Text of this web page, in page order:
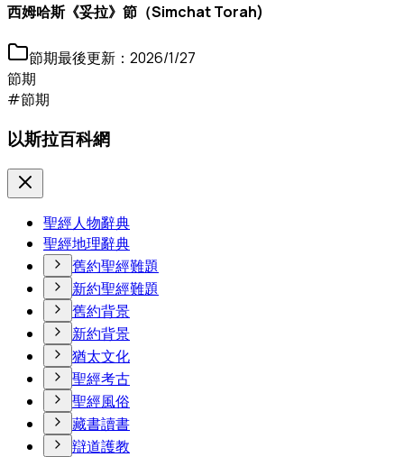
西姆哈斯《妥拉》節（Simchat Torah)
節期最後更新： 2026/1/27
節期
#節期
以斯拉百科網
聖經人物辭典
聖經地理辭典
舊約聖經難題
新約聖經難題
舊約背景
新約背景
猶太文化
聖經考古
聖經風俗
藏書讀書
辯道護教